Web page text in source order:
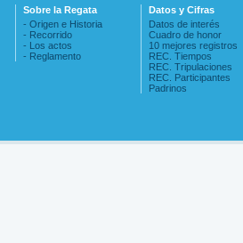
Sobre la Regata
- Origen e Historia
- Recorrido
- Los actos
- Reglamento
Datos y Cifras
Datos de interés
Cuadro de honor
10 mejores registros
REC. Tiempos
REC. Tripulaciones
REC. Participantes
Padrinos